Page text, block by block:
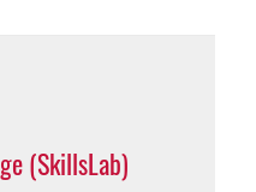
(SkillsLab)